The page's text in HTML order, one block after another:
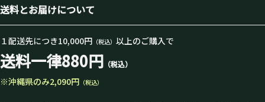
送料とお届けについて
１配送先につき10,000円 （税込） 以上のご購入で
送料一律880円 （税込）
※沖縄県のみ2,090円 （税込）